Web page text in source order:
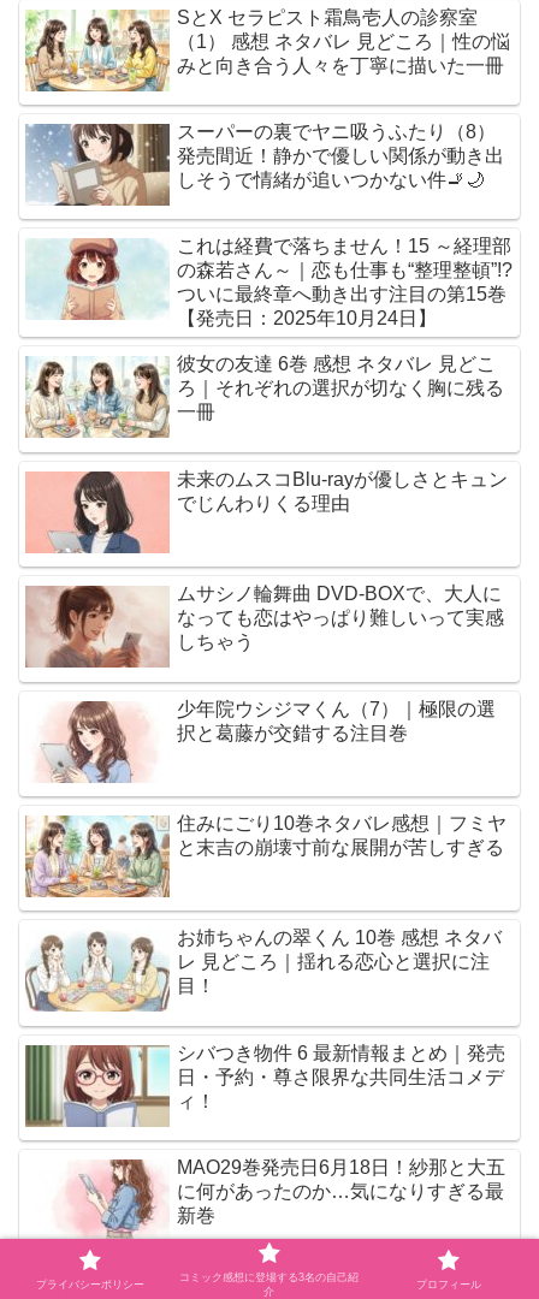
SとX セラピスト霜鳥壱人の診察室
（1） 感想 ネタバレ 見どころ｜性の悩
みと向き合う人々を丁寧に描いた一冊
スーパーの裏でヤニ吸うふたり（8）
発売間近！静かで優しい関係が動き出
しそうで情緒が追いつかない件🚬🌙
これは経費で落ちません！15 ～経理部
の森若さん～｜恋も仕事も“整理整頓”!?
ついに最終章へ動き出す注目の第15巻
【発売日：2025年10月24日】
彼女の友達 6巻 感想 ネタバレ 見どこ
ろ｜それぞれの選択が切なく胸に残る
一冊
未来のムスコBlu-rayが優しさとキュン
でじんわりくる理由
ムサシノ輪舞曲 DVD-BOXで、大人に
なっても恋はやっぱり難しいって実感
しちゃう
少年院ウシジマくん（7）｜極限の選
択と葛藤が交錯する注目巻
住みにごり10巻ネタバレ感想｜フミヤ
と末吉の崩壊寸前な展開が苦しすぎる
お姉ちゃんの翠くん 10巻 感想 ネタバ
レ 見どころ｜揺れる恋心と選択に注
目！
シバつき物件 6 最新情報まとめ｜発売
日・予約・尊さ限界な共同生活コメデ
ィ！
MAO29巻発売日6月18日！紗那と大五
に何があったのか…気になりすぎる最
新巻
木更津くんの××が見たい（12）ついに
プライバシーポリシー
コミック感想に登場する3名の自己紹
介
プロフィール